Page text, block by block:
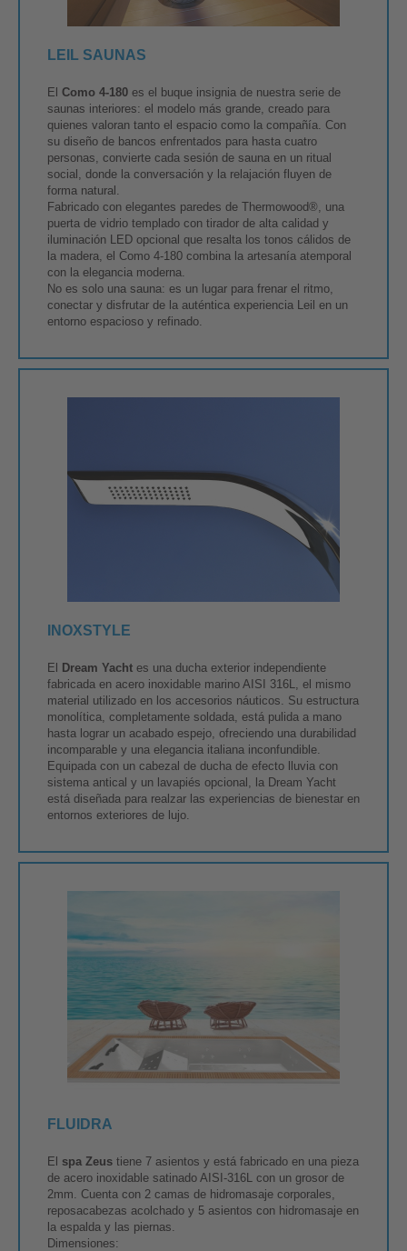
LEIL SAUNAS
El Como 4-180 es el buque insignia de nuestra serie de
saunas interiores: el modelo más grande, creado para
quienes valoran tanto el espacio como la compañía. Con
su diseño de bancos enfrentados para hasta cuatro
personas, convierte cada sesión de sauna en un ritual
social, donde la conversación y la relajación fluyen de
forma natural.
Fabricado con elegantes paredes de Thermowood®, una
puerta de vidrio templado con tirador de alta calidad y
iluminación LED opcional que resalta los tonos cálidos de
la madera, el Como 4-180 combina la artesanía atemporal
con la elegancia moderna.
No es solo una sauna: es un lugar para frenar el ritmo,
conectar y disfrutar de la auténtica experiencia Leil en un
entorno espacioso y refinado.
INOXSTYLE
El Dream Yacht es una ducha exterior independiente
fabricada en acero inoxidable marino AISI 316L, el mismo
material utilizado en los accesorios náuticos. Su estructura
monolítica, completamente soldada, está pulida a mano
hasta lograr un acabado espejo, ofreciendo una durabilidad
incomparable y una elegancia italiana inconfundible.
Equipada con un cabezal de ducha de efecto lluvia con
sistema antical y un lavapiés opcional, la Dream Yacht
está diseñada para realzar las experiencias de bienestar en
entornos exteriores de lujo.
FLUIDRA
El spa Zeus tiene 7 asientos y está fabricado en una pieza
de acero inoxidable satinado AISI-316L con un grosor de
2mm. Cuenta con 2 camas de hidromasaje corporales,
reposacabezas acolchado y 5 asientos con hidromasaje en
la espalda y las piernas.
Dimensiones: